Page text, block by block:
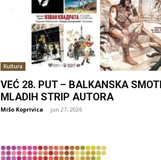
Kultura
VEĆ 28. PUT – BALKANSKA
MLADIH STRIP AUTORA
Mišo Koprivica - jun 27, 2026